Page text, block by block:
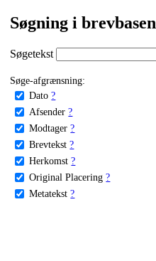
Søgning i brevbasen
Søgetekst
Søge-afgrænsning:
Dato ?
Afsender ?
Modtager ?
Brevtekst ?
Herkomst ?
Original Placering ?
Metatekst ?